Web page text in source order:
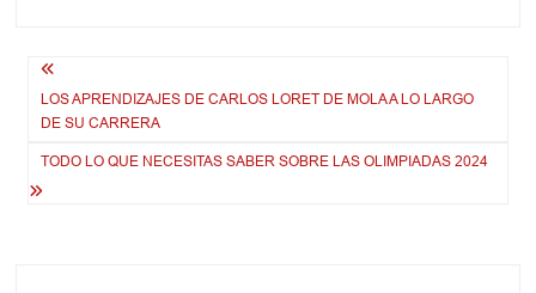
Navegación
de
entradas
LOS APRENDIZAJES DE CARLOS LORET DE MOLA A LO LARGO
DE SU CARRERA
TODO LO QUE NECESITAS SABER SOBRE LAS OLIMPIADAS 2024